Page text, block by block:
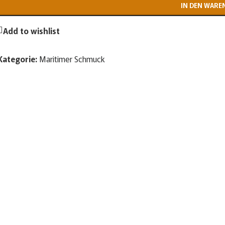
IN DEN
Add to wishlist
Maritimer Schmuck